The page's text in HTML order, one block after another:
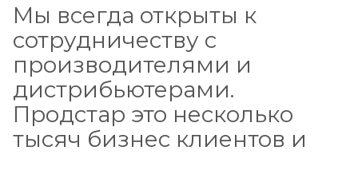
Мы всегда открыты к
сотрудничеству с
производителями и
дистрибьютерами.
Продстар это несколько
тысяч бизнес клиентов и